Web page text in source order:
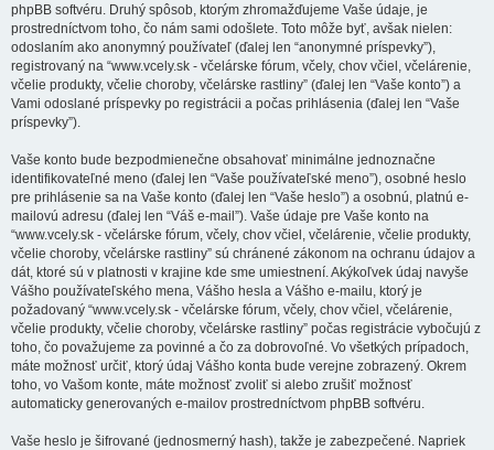
phpBB softvéru. Druhý spôsob, ktorým zhromažďujeme Vaše údaje, je
prostredníctvom toho, čo nám sami odošlete. Toto môže byť, avšak nielen:
odoslaním ako anonymný používateľ (ďalej len “anonymné príspevky”),
registrovaný na “www.vcely.sk - včelárske fórum, včely, chov včiel, včelárenie,
včelie produkty, včelie choroby, včelárske rastliny” (ďalej len “Vaše konto”) a
Vami odoslané príspevky po registrácii a počas prihlásenia (ďalej len “Vaše
príspevky”).
Vaše konto bude bezpodmienečne obsahovať minimálne jednoznačne
identifikovateľné meno (ďalej len “Vaše používateľské meno”), osobné heslo
pre prihlásenie sa na Vaše konto (ďalej len “Vaše heslo”) a osobnú, platnú e-
mailovú adresu (ďalej len “Váš e-mail”). Vaše údaje pre Vaše konto na
“www.vcely.sk - včelárske fórum, včely, chov včiel, včelárenie, včelie produkty,
včelie choroby, včelárske rastliny” sú chránené zákonom na ochranu údajov a
dát, ktoré sú v platnosti v krajine kde sme umiestnení. Akýkoľvek údaj navyše
Vášho používateľského mena, Vášho hesla a Vášho e-mailu, ktorý je
požadovaný “www.vcely.sk - včelárske fórum, včely, chov včiel, včelárenie,
včelie produkty, včelie choroby, včelárske rastliny” počas registrácie vybočujú z
toho, čo považujeme za povinné a čo za dobrovoľné. Vo všetkých prípadoch,
máte možnosť určiť, ktorý údaj Vášho konta bude verejne zobrazený. Okrem
toho, vo Vašom konte, máte možnosť zvoliť si alebo zrušiť možnosť
automaticky generovaných e-mailov prostredníctvom phpBB softvéru.
Vaše heslo je šifrované (jednosmerný hash), takže je zabezpečené. Napriek